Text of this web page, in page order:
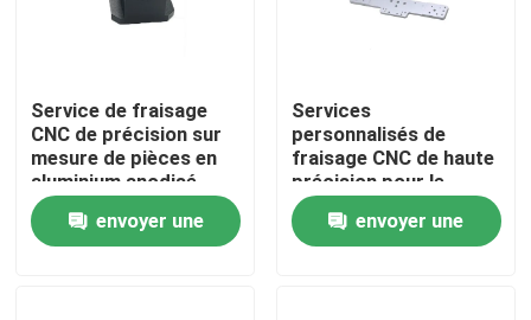
Maison
Services
Service de fraisage
CNC de précision sur
mesure de pièces en
aluminium anodisé
envoyer une
Services
personnalisés de
fraisage CNC de haute
précision pour le
traitement de pièces
métalliques en
aluminium
envoyer une